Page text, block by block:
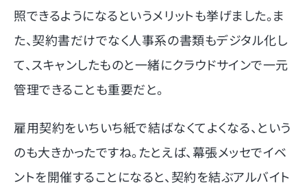
照できるようになるというメリットも挙げました。ま
た、契約書だけでなく人事系の書類もデジタル化し
て、スキャンしたものと一緒にクラウドサインで一元
管理できることも重要だと。
雇用契約をいちいち紙で結ばなくてよくなる、という
のも大きかったですね。たとえば、幕張メッセでイベ
ントを開催することになると、契約を結ぶアルバイト